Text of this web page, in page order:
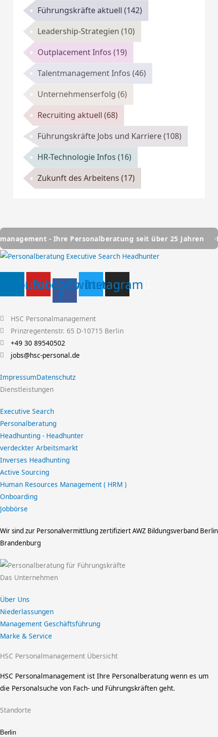
Führungskräfte aktuell(142)
Leadership-Strategien(10)
Outplacement Infos(19)
Talentmanagement Infos(46)
Unternehmenserfolg(6)
Recruiting aktuell(68)
Führungskräfte Jobs und Karriere(108)
HR-Technologie Infos(16)
Zukunft des Arbeitens(17)
Personalberatung seit über 25 Jahren HSC
Youtube
Facebook-
f
Twitter
Instagram
HSC Personalmanagement
Prinzregentenstr. 65 D-10715 Berlin
+49 30 89540502
jobs@hsc-personal.de
ImpressumDatenschutz
Dienstleistungen
Executive Search
Personalberatung
Headhunting - Headhunter
verdeckter Arbeitsmarkt
Inverses Headhunting
Active Sourcing
Human Resources Management ( HRM )
Onboarding
Jobbörse
Wir sind zur Personalvermittlung zertifiziertAWZ Bildungsverband Berlin
Brandenburg
Das Unternehmen
Über Uns
Niederlassungen
Management Geschäftsführung
Marke & Service
HSC Personalmanagement Übersicht
HSC Personalmanagement ist Ihre Personalberatung wenn es um
die Personalsuche von Fach- und Führungskräften geht.
Standorte
Berlin